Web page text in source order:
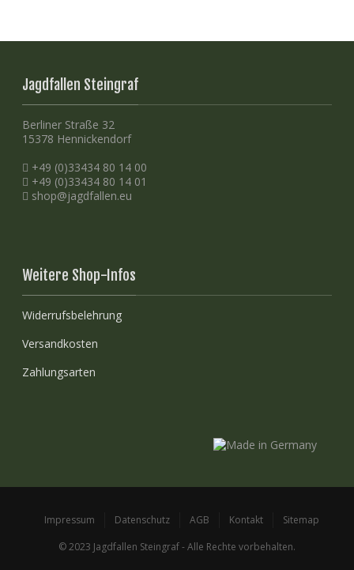
Jagdfallen Steingraf
Berliner Straße 32
15378 Hennickendorf
+49 (0)33434 80 14 00
+49 (0)33434 80 14 01
shop@jagdfallen.eu
Weitere Shop-Infos
Widerrufsbelehrung
Versandkosten
Zahlungsarten
Impressum Datenschutz AGB Kontakt
Sitemap
© 2023 Jagdfallen Steingraf - Alle Rechte vorbehalten.